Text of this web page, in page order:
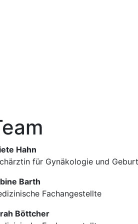
Hahn
für Gynäkologie und
Barth
Fachangestellte
Böttcher